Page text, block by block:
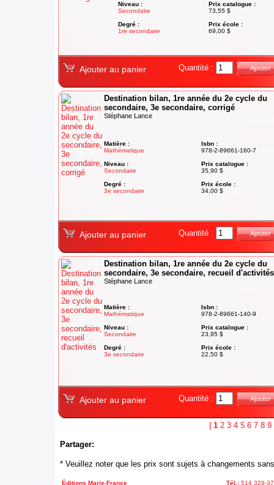
Niveau :
Secondaire
Degré :
1re secondaire
Prix catalogue :
73,55 $
Prix école :
69,00 $
Ajouter au panier Quantité : Ajouter
Destination bilan, 1re année du 2e cycle du
secondaire, 3e secondaire, corrigé
Stéphane Lance
Matière :
Mathématique
Niveau :
Secondaire
Degré :
3e secondaire
Isbn :
978-2-89661-160-7
Prix catalogue :
35,90 $
Prix école :
34,00 $
Ajouter au panier Quantité : Ajouter
Destination bilan, 1re année du 2e cycle du
secondaire, 3e secondaire, recueil d'activités
Stéphane Lance
Matière :
Mathématique
Niveau :
Secondaire
Degré :
3e secondaire
Isbn :
978-2-89661-140-9
Prix catalogue :
23,95 $
Prix école :
22,50 $
Ajouter au panier Quantité : Ajouter
1 2 3 4 5 6 7 8 9
Partager:
* Veuillez noter que les prix sont sujets à changements
Éditions Marie-France Tél.: 514 329-